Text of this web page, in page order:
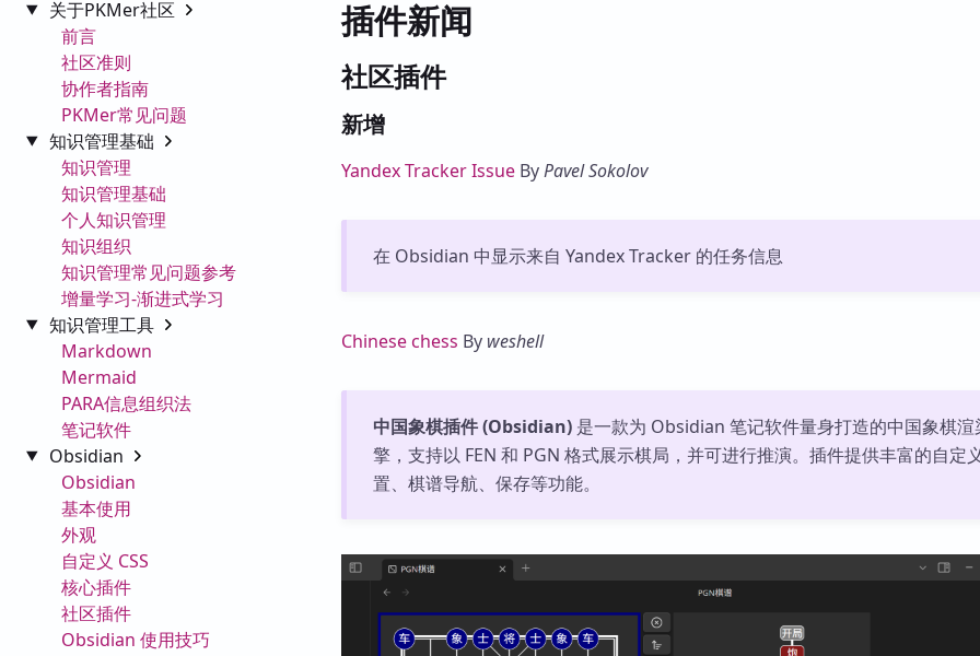
关于PKMer社区
前言
社区准则
协作者指南
PKMer常见问题
知识管理基础
知识管理
知识管理基础
个人知识管理
知识组织
知识管理常见问题参考
增量学习-渐进式学习
知识管理工具
Markdown
Mermaid
PARA信息组织法
笔记软件
Obsidian
Obsidian
基本使用
外观
自定义 CSS
核心插件
社区插件
Obsidian 使用技巧
插件新闻
社区插件
新增
Yandex Tracker Issue ByPavel Sokolov
在 Obsidian 中显示来自 Yandex Tracker 的任务信息
Chinese chess By weshell
中国象棋插件 (Obsidian)是一款为 Obsidian 笔记软件量身打造的中国象棋渲
擎，支持以 FEN 和 PGN 格式展示棋局，并可进行推演。插件提供丰富的自定
置、棋谱导航、保存等功能。